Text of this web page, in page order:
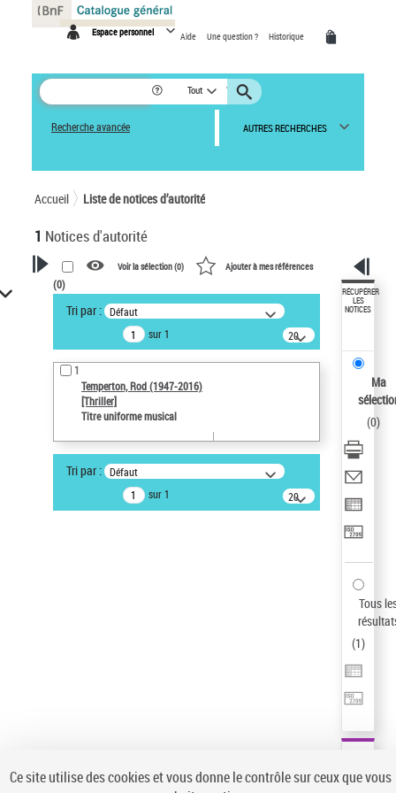
Espace personnel Aide Une question ? Historique
Tout
Recherche avancée AUTRES RECHERCHES
Accueil Liste de notices d’autorité
1 Notices d'autorité
VOTRE RECHERCHE
Recherche avancée dans les
notices d’autorité
Œuvres liées à l'auteur :
Temperton, Rod (1947-2016)
Type de notice d'autorité
Type de notice d'autorité
Voir la sélection (0) Ajouter à mes références
(0)
Tri par : Défaut
sur 1
20
résultats/page
1
Temperton, Rod (1947-2016)
[Thriller]
Titre uniforme musical
Tri par : Défaut
sur 1
20
résultats/page
RÉCUPÉRER
LES
NOTICES
Ma
(0)
Tous
(1)
Panneau de gestion des cookies
Ce site utilise des cookies et vous donne le contrôle sur ceux que vous